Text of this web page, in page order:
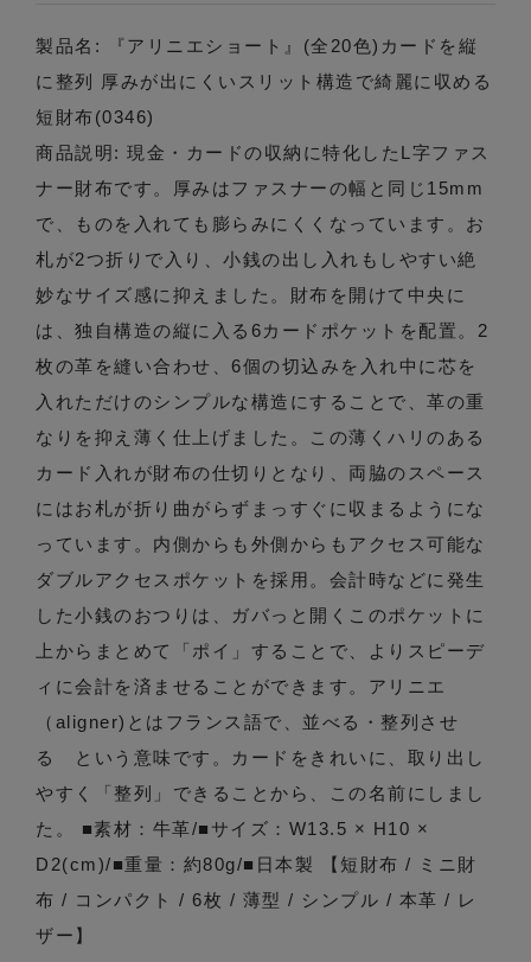
製品名: 『アリニエショート』(全20色)カードを縦
に整列 厚みが出にくいスリット構造で綺麗に収める
短財布(0346)
商品説明: 現金・カードの収納に特化したL字ファス
ナー財布です。厚みはファスナーの幅と同じ15mm
で、ものを入れても膨らみにくくなっています。お
札が2つ折りで入り、小銭の出し入れもしやすい絶
妙なサイズ感に抑えました。財布を開けて中央に
は、独自構造の縦に入る6カードポケットを配置。2
枚の革を縫い合わせ、6個の切込みを入れ中に芯を
入れただけのシンプルな構造にすることで、革の重
なりを抑え薄く仕上げました。この薄くハリのある
カード入れが財布の仕切りとなり、両脇のスペース
にはお札が折り曲がらずまっすぐに収まるようにな
っています。内側からも外側からもアクセス可能な
ダブルアクセスポケットを採用。会計時などに発生
した小銭のおつりは、ガバっと開くこのポケットに
上からまとめて「ポイ」することで、よりスピーデ
ィに会計を済ませることができます。アリニエ
（aligner)とはフランス語で、並べる・整列させ
る という意味です。カードをきれいに、取り出し
やすく「整列」できることから、この名前にしまし
た。 ■素材：牛革/■サイズ：W13.5 × H10 ×
D2(cm)/■重量：約80g/■日本製 【短財布 / ミニ財
布 / コンパクト / 6枚 / 薄型 / シンプル / 本革 / レ
ザー】